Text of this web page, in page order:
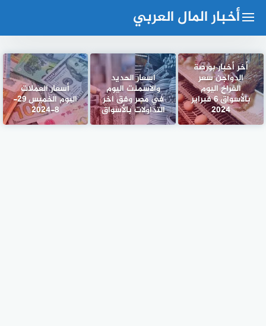
أخبار المال العربي
أخر أخبار بورصة
الدواجن سعر
الفراخ اليوم
بالأسواق 6 فبراير
2024
اسعار الحديد
والاسمنت اليوم
في مصر وفق اخر
التداولات بالأسواق
أسعار العملات
اليوم الخميس 29-
8-2024